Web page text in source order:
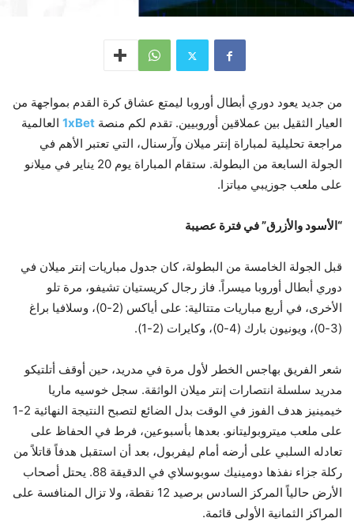
من جديد يعود دوري أبطال أوروبا ليمتع عشاق كرة القدم بمواجهة من
العيار الثقيل بين عملاقين أوروبيين. تقدم لكم منصة 1xBet العالمية
مراجعة تحليلية لمباراة إنتر ميلان وآرسنال، التي تعتبر الأهم في
الجولة السابعة من البطولة. ستقام المباراة يوم 20 يناير في ميلانو
على ملعب جوزيبي مياتزا.
“الأسود والأزرق” في فترة عصيبة
قبل الجولة الخامسة من البطولة، كان جدول مباريات إنتر ميلان في
دوري أبطال أوروبا ميسراً. فاز رجال كريستيان تشيفو، مرة تلو
الأخرى، في أربع مباريات متتالية: على أياكس (2-0)، وسلافيا براغ
(3-0)، ويونيون بارك (4-0)، وكايرات (2-1).
شعر الفريق بهاجس الخطر لأول مرة في مدريد، حين أوقف أتلتيكو
مدريد سلسلة انتصارات إنتر ميلان الواثقة. سجل خوسيه ماريا
خيمينيز هدف الفوز في الوقت بدل الضائع لتصبح النتيجة النهائية 2-1
على ملعب ميتروبوليتانو. بعدها بأسبوعين، فرط في الحفاظ على
تعادله السلبي على أرضه أمام ليفربول، بعد أن استقبل هدفاً قاتلاً من
ركلة جزاء نفذها دومينيك سوبوسلاي في الدقيقة 88. يحتل أصحاب
الأرض حالياً المركز السادس برصيد 12 نقطة، ولا تزال المنافسة على
المراكز الثمانية الأولى قائمة.